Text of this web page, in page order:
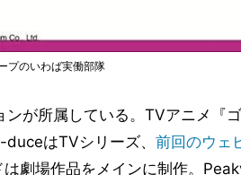
プのいわば実働部隊
ンが所属している。TVアニメ『
はTVシリーズ、 前回のウェ
劇場作品をメインに制作。